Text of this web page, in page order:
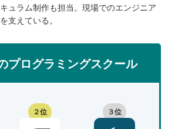
ュラム制作も担当。現場でのエンジニア
支えている。
プログラミングスクール
２位 ３位